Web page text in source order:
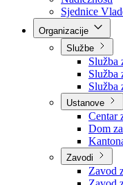
Ured Vlade i
Nadležnosti
Sjednice Vlade
Službe
Služba
Služba
Služba
Ustanove
Centar
Dom